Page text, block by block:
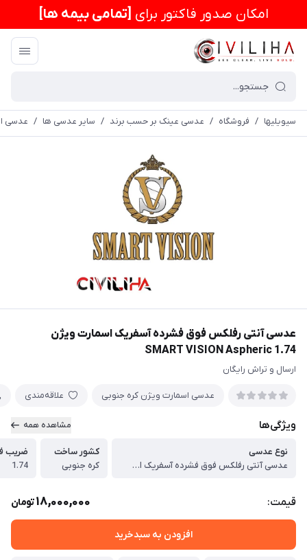
امكان صدور فاکتور برای [تمامی بیمه ها]
سیویلیها / فروشگاه / عدسی عینک بر حسب برند / سایر عدسی ها / عدسی
عدسی آنتی رفلکس فوق فشرده آسفریک اسمارت ویژن
SMART VISION Aspheric 1.74
ارسال و تراش رایگان
عدسی اسمارت ویژن کره جنوبی علاقه‌مندی
ویژگی‌ها مشاهده همه
نوع عدسی
عدسی آنتی رفلکس فوق فشرده آسفریک اسمارت ویژن SMART VISION Aspheric 1.74
کشور ساخت
کره جنوبی
ضریب
1.74
قیمت: 18,000,000تومان
افزودن به سبدخرید